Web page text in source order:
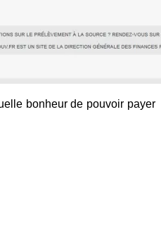
bonheur de pouvoir payer